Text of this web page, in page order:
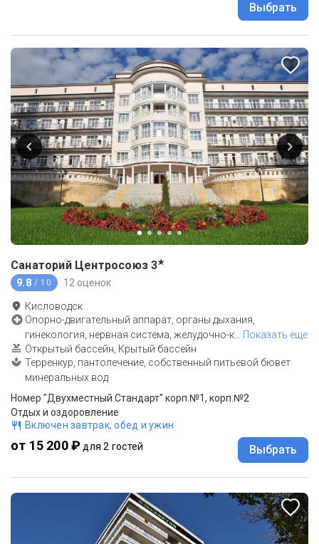
Выбрать
Санаторий Центросоюз 3★
9.8 / 10 12 оценок
Кисловодск
Опорно-двигательный аппарат, органы дыхания,
гинекология, нервная система, желудочно-к
Показать еще
Открытый бассейн, Крытый бассейн
Терренкур, пантолечение, собственный питьевой бювет
минеральных вод
Номер "Двухместный Стандарт" корп.№1, корп.№2
Отдых и оздоровление
Включен завтрак, обед и ужин
от 15 200 ₽ для 2 гостей Выбрать